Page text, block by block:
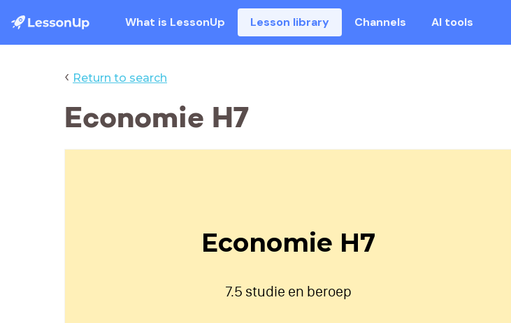
What is LessonUp Lesson library Channels AI tools
‹ Return to search
Economie H7
Economie H7
7.5 studie en beroep